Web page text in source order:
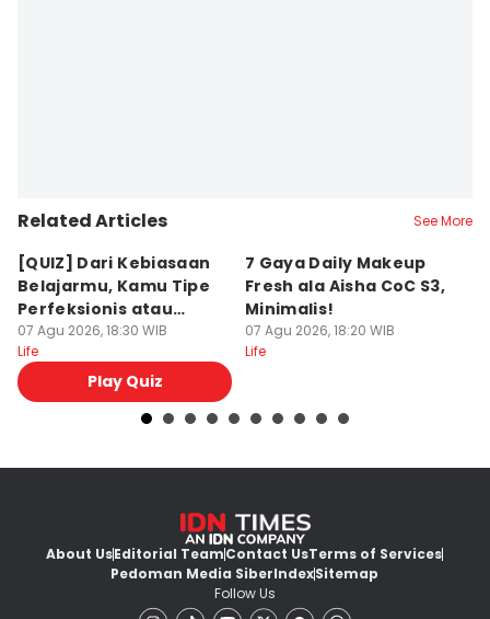
Related Articles See More
[QUIZ] Dari Kebiasaan
Belajarmu, Kamu Tipe
Perfeksionis atau
Deadliner?
07 Agu 2026, 18:30 WIB
Life
Play Quiz
7 Gaya Daily Makeup
Fresh ala Aisha CoC S3,
Minimalis!
07 Agu 2026, 18:20 WIB
Life
About UsEditorial TeamContact UsTerms of Services
Pedoman Media SiberIndexSitemap
Follow Us